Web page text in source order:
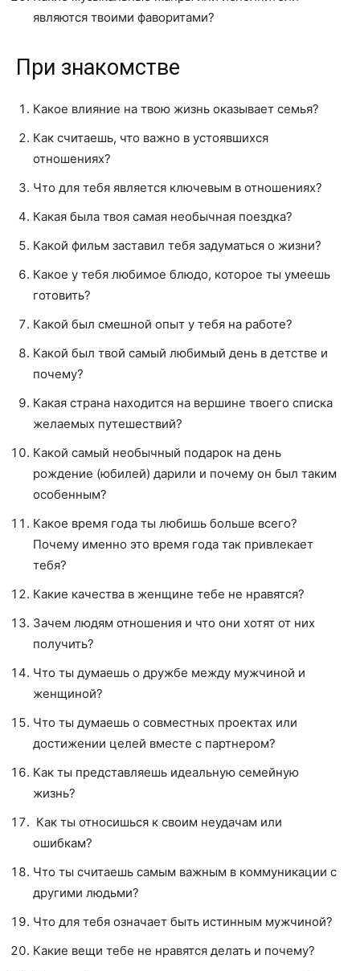
являются твоими фаворитами?
При знакомстве
Какое влияние на твою жизнь оказывает семья?
Как считаешь, что важно в устоявшихся
отношениях?
Что для тебя является ключевым в отношениях?
Какая была твоя самая необычная поездка?
Какой фильм заставил тебя задуматься о жизни?
Какое у тебя любимое блюдо, которое ты умеешь
готовить?
Какой был смешной опыт у тебя на работе?
Какой был твой самый любимый день в детстве и
почему?
Какая страна находится на вершине твоего списка
желаемых путешествий?
Какой самый необычный подарок на день
рождение (юбилей) дарили и почему он был таким
особенным?
Какое время года ты любишь больше всего?
Почему именно это время года так привлекает
тебя?
Какие качества в женщине тебе не нравятся?
Зачем людям отношения и что они хотят от них
получить?
Что ты думаешь о дружбе между мужчиной и
женщиной?
Что ты думаешь о совместных проектах или
достижении целей вместе с партнером?
Как ты представляешь идеальную семейную
жизнь?
Как ты относишься к своим неудачам или
ошибкам?
Что ты считаешь самым важным в коммуникации с
другими людьми?
Что для тебя означает быть истинным мужчиной?
Какие вещи тебе не нравятся делать и почему?